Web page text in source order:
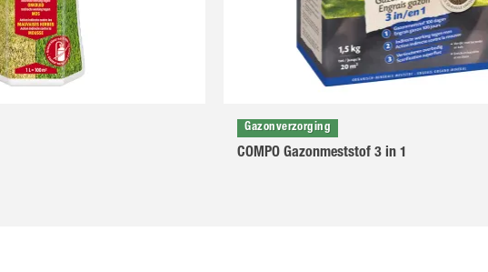
Gazonverzorging
COMPO Gazonmeststof 3 in 1